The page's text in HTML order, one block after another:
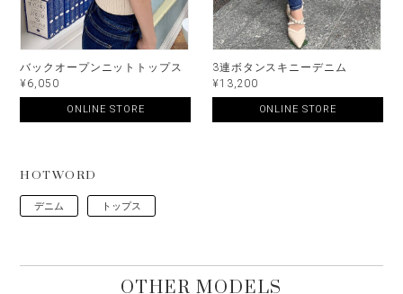
バックオープンニットトップス
¥6,050
ONLINE STORE
3連ボタンスキニーデニム
¥13,200
ONLINE STORE
HOTWORD
デニム トップス
OTHER MODELS